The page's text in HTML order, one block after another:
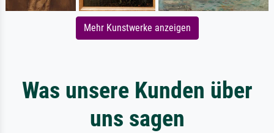
Mehr Kunstwerke anzeigen
Was unsere Kunden über
uns sagen